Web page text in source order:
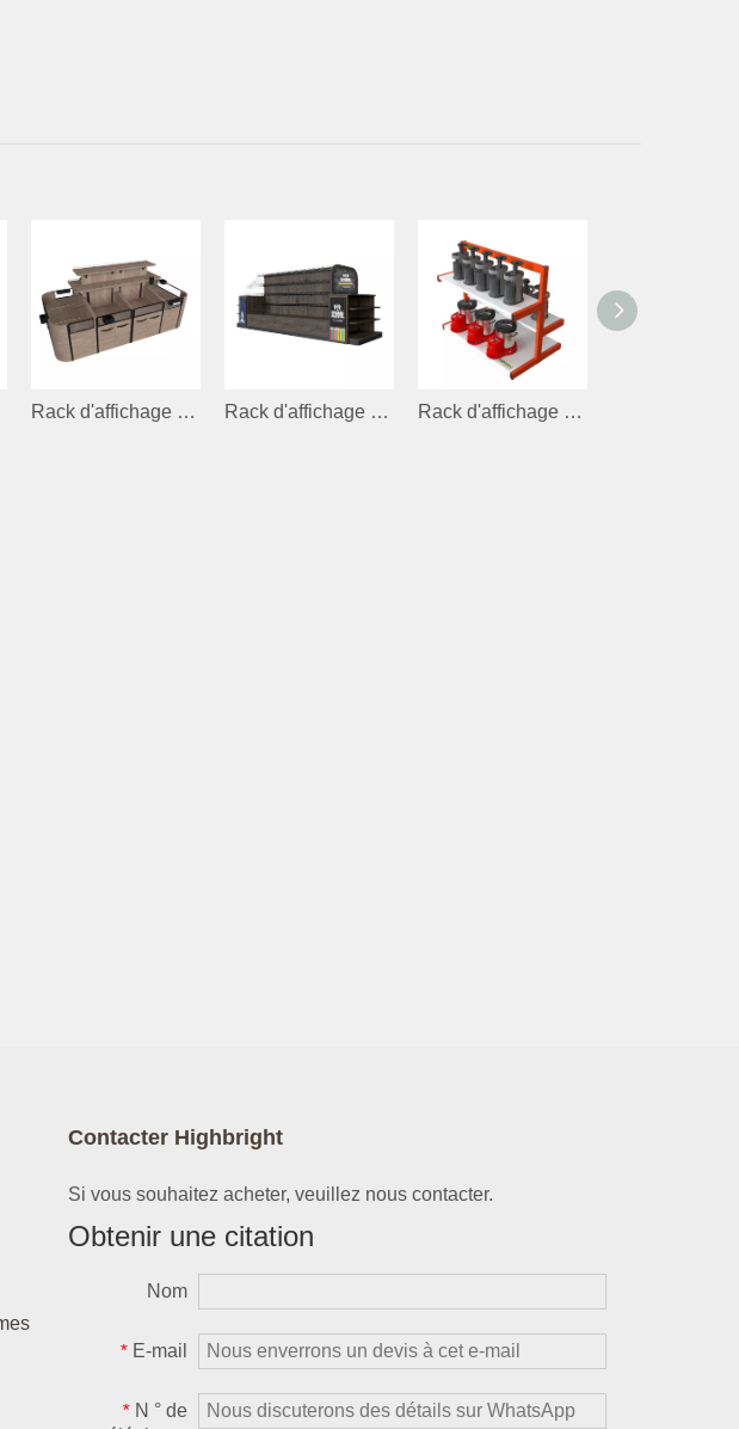
Rack d'affichage pour l'écrou Rack d'affichage en bois pour papeterie Rack d'affichage du magasin lourd pour l'équipement électrique
Contacter Highbright
Si vous souhaitez acheter, veuillez nous contacter.
Obtenir une citation
Nom
* E-mail
* N ° de